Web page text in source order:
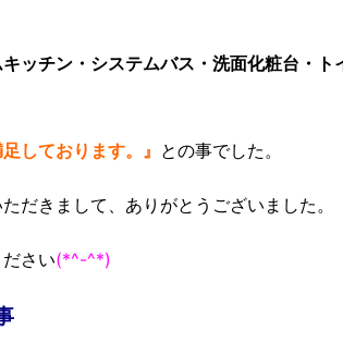
ッチン・システムバス・洗面化粧台・ト
しております。』 との事でした。
だきまして、ありがとうございました。
さい(*^-^*)